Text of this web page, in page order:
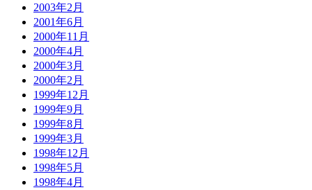
2003年2月
2001年6月
2000年11月
2000年4月
2000年3月
2000年2月
1999年12月
1999年9月
1999年8月
1999年3月
1998年12月
1998年5月
1998年4月